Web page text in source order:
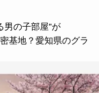
男の子部屋”が
基地？愛知県のグラ